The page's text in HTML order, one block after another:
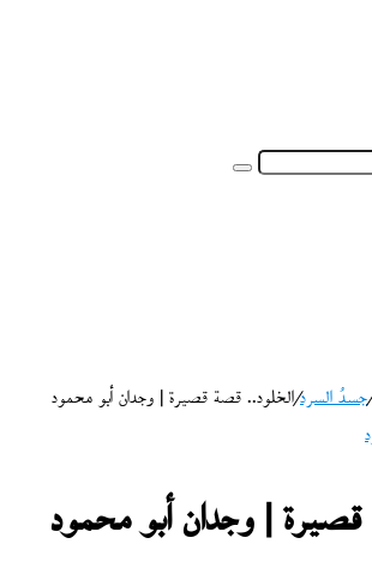
/جسدُ السرد/الخلود.. قصة قصيرة | وجدان أبو محمود
| وجدان أبو محمود